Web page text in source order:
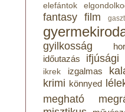
elefántok
fantasy film
gyilkosság
időutazás
ifjúsági
ikrek izgalmas
krimi könnyed
megható